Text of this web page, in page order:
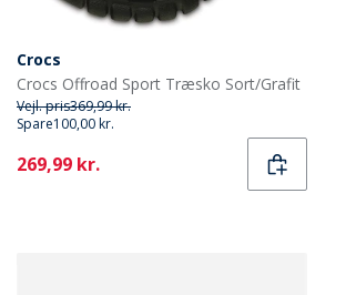
Crocs
Crocs Offroad Sport Træsko Sort/Grafit
Vejl. pris369,99 kr.
Spare100,00 kr.
Current
269,99 kr.